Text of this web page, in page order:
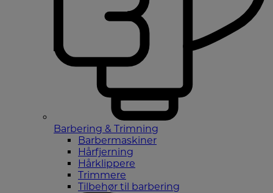
Barbering & Trimning
Barbermaskiner
Hårfjerning
Hårklippere
Trimmere
Tilbehør til barbering